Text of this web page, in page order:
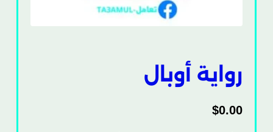
رواية أوبال
$0.00